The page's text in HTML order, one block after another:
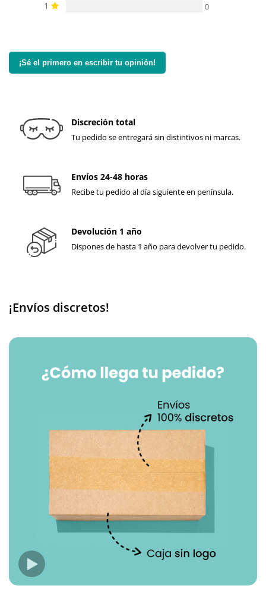
1 0
¡Sé el primero en escribir tu opinión!
Discreción total
Tu pedido se entregará sin distintivos ni marcas.
Envíos 24-48 horas
Recibe tu pedido al día siguiente en península.
Devolución 1 año
Dispones de hasta 1 año para devolver tu pedido.
¡Envíos discretos!